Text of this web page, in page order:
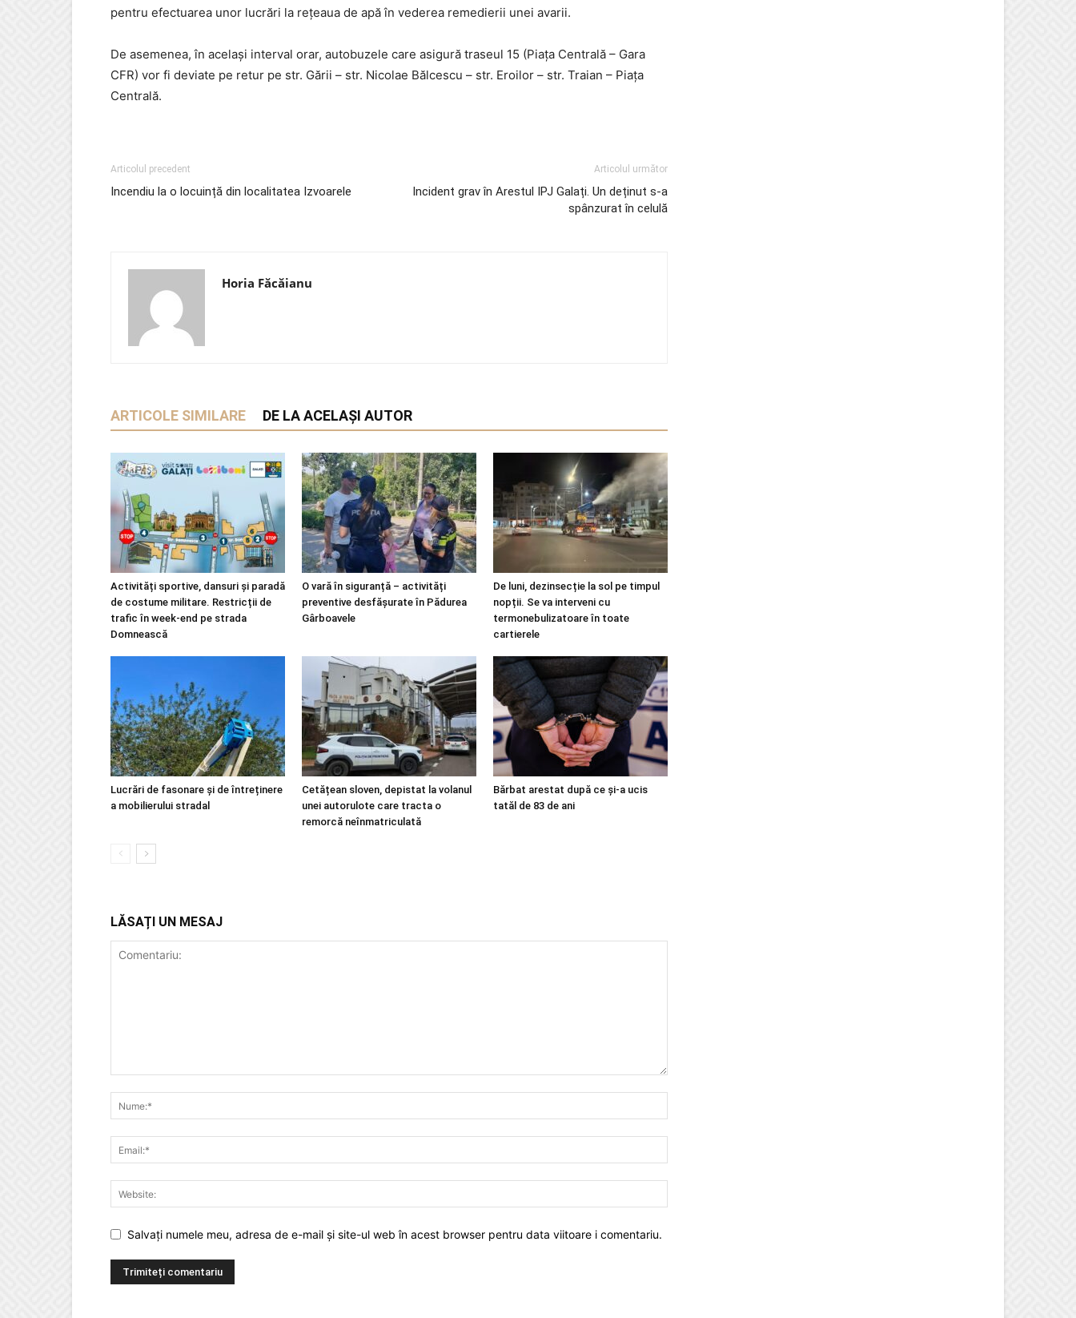
pentru efectuarea unor lucrări la rețeaua de apă în vederea remedierii unei avarii.
De asemenea, în același interval orar, autobuzele care asigură traseul 15 (Piața Centrală – Gara
CFR) vor fi deviate pe retur pe str. Gării – str. Nicolae Bălcescu – str. Eroilor – str. Traian – Piața
Centrală.
Articolul precedent
Incendiu la o locuință din localitatea Izvoarele
Articolul următor
Incident grav în Arestul IPJ Galați. Un deținut s-a
spânzurat în celulă
Horia Făcăianu
ARTICOLE SIMILARE DE LA ACELAȘI AUTOR
Activități sportive, dansuri și paradă
de costume militare. Restricții de
trafic în week-end pe strada
Domnească
O vară în siguranță – activități
preventive desfășurate în Pădurea
Gârboavele
De luni, dezinsecție la sol pe timpul
nopții. Se va interveni cu
termonebulizatoare în toate
cartierele
Lucrări de fasonare și de întreținere
a mobilierului stradal
Cetățean sloven, depistat la volanul
unei autorulote care tracta o
remorcă neînmatriculată
Bărbat arestat după ce și-a ucis
tatăl de 83 de ani
LĂSAȚI UN MESAJ
Salvați numele meu, adresa de e-mail și site-ul web în acest browser pentru data viitoare i comentariu.